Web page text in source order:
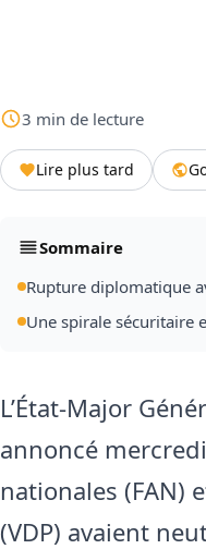
3 min de lecture
Lire plus tard
Sommaire
Rupture diplomatique
Une spirale sécuritaire
L’État-Major
annoncé
nationales (FAN)
(VDP) avaient